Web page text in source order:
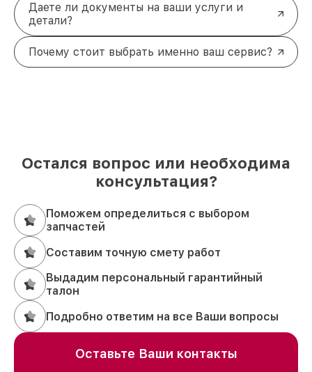
Даете ли документы на ваши услуги и
детали?
Почему стоит выбрать именно ваш сервис?
Остался вопрос или необходима
консультация?
Поможем определиться с выбором
запчастей
Составим точную смету работ
Выдадим персональный гарантийный
талон
Подробно ответим на все Ваши вопросы
Оставьте Ваши контакты